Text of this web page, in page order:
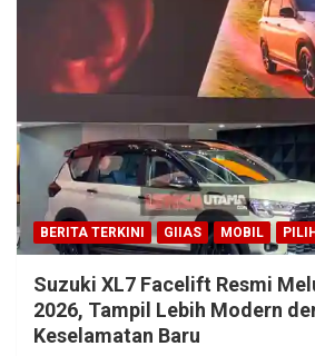
BERITA TERKINI GIIAS MOBIL
Suzuki XL7 Facelift Resmi
2026, Tampil Lebih Modern
Keselamatan Baru